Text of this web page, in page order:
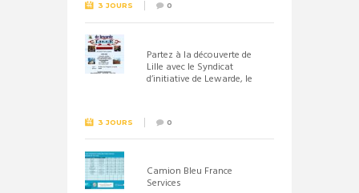
3 JOURS 0
Partez à la découverte de
Lille avec le Syndicat
d’initiative de Lewarde, le
3 JOURS 0
Camion Bleu France
Services